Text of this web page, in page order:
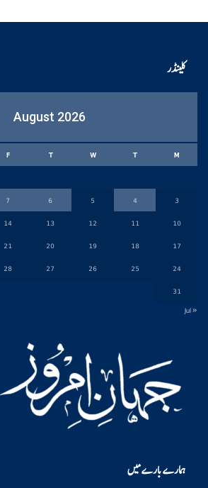
کلینڈر
August 2026
M
T
W
T
F
3
4
5
6
7
10
11
12
13
14
17
18
19
20
21
24
25
26
27
28
31
« Jul
ہمارے بارے میں